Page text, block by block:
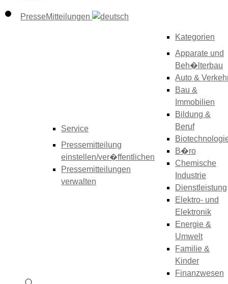
PresseMitteilungen
Service
Pressemitteilung
einstellen/ver�ffentlichen
Pressemitteilungen
verwalten
Kategorien
Apparate und
Beh�lterbau
Auto &
Bau &
Immobilien
Bildung &
Beruf
B�ro
Chemische
Industrie
Dienstleistung
Elektro- und
Elektronik
Energie &
Umwelt
Familie &
Kinder
Finanzwesen